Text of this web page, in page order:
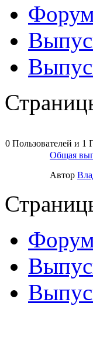
0 Пользователей и 1
Общая
Автор